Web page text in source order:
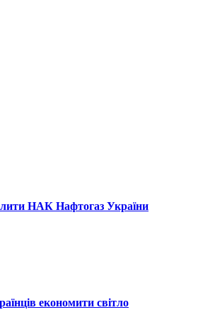
НАК Нафтогаз України
економити світло